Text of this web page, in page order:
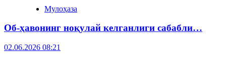
Мулоҳаза
Об-ҳавонинг ноқулай келганлиги сабабли…
02.06.2026 08:21